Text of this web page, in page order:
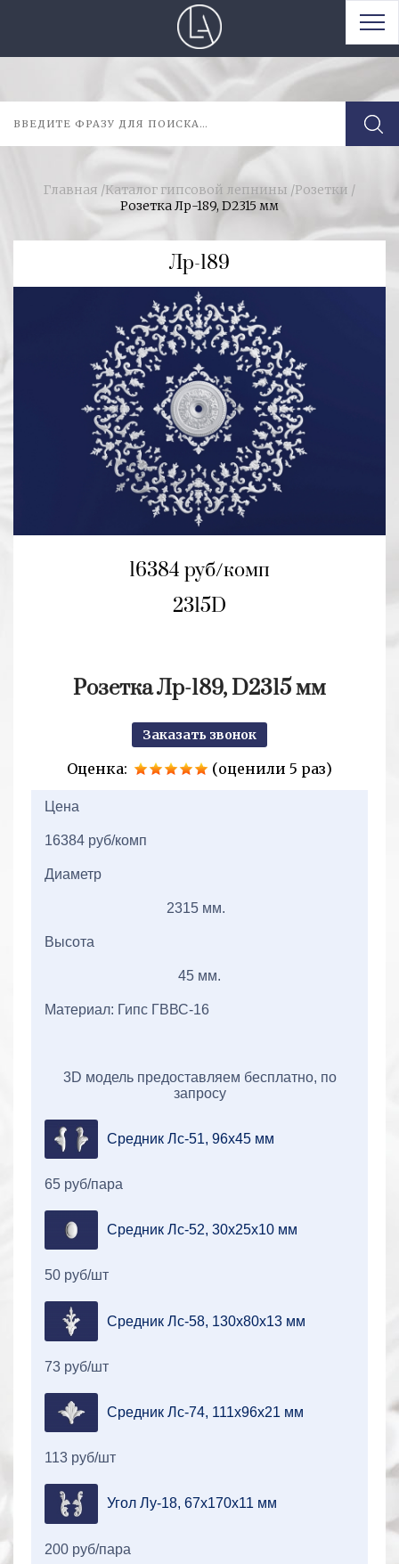
Главная /Каталог гипсовой лепнины /Розетки /
Розетка Лр-189, D2315 мм
Лр-189
16384 руб/комп
2315D
Розетка Лр-189, D2315 мм
Заказать звонок
Оценка:
(оценили 5 раз)
Цена
16384 руб/комп
Диаметр
2315 мм.
Высота
45 мм.
Материал: Гипс ГВВС-16
3D модель предоставляем бесплатно, по
запросу
Средник Лс-51, 96х45 мм
65 руб/пара
Средник Лс-52, 30х25х10 мм
50 руб/шт
Средник Лс-58, 130х80х13 мм
73 руб/шт
Средник Лс-74, 111х96х21 мм
113 руб/шт
Угол Лу-18, 67х170х11 мм
200 руб/пара